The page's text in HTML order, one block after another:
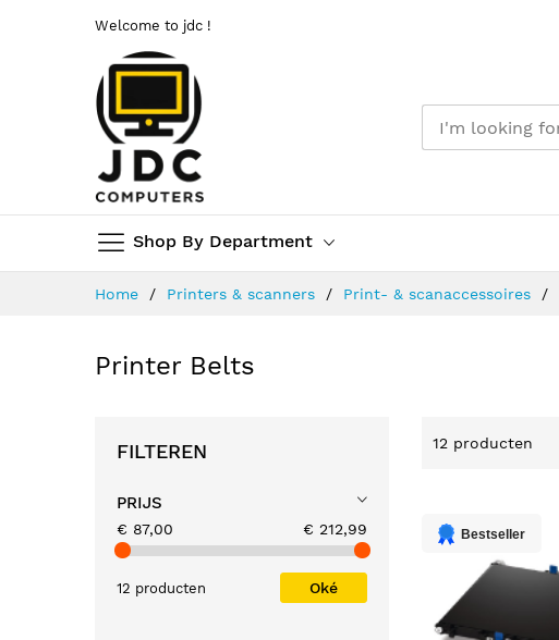
Welcome to jdc !
Shop By Department
Home Printers & scanners Print- & scanaccessoires
Printer Belts
12 producten
Bestseller
FILTEREN
PRIJS
€ 87,00 € 212,99
12 producten Oké